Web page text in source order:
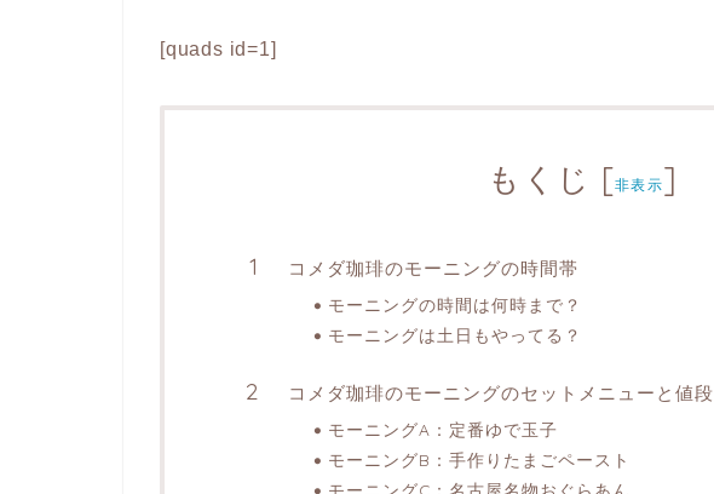
[quads id=1]
もくじ [非表示]
コメダ珈琲のモーニングの時間帯
モーニングの時間は何時まで？
モーニングは土日もやってる？
コメダ珈琲のモーニングのセットメニューと値段
モーニングA：定番ゆで玉子
モーニングB：手作りたまごペースト
モーニングC：名古屋名物おぐらあん